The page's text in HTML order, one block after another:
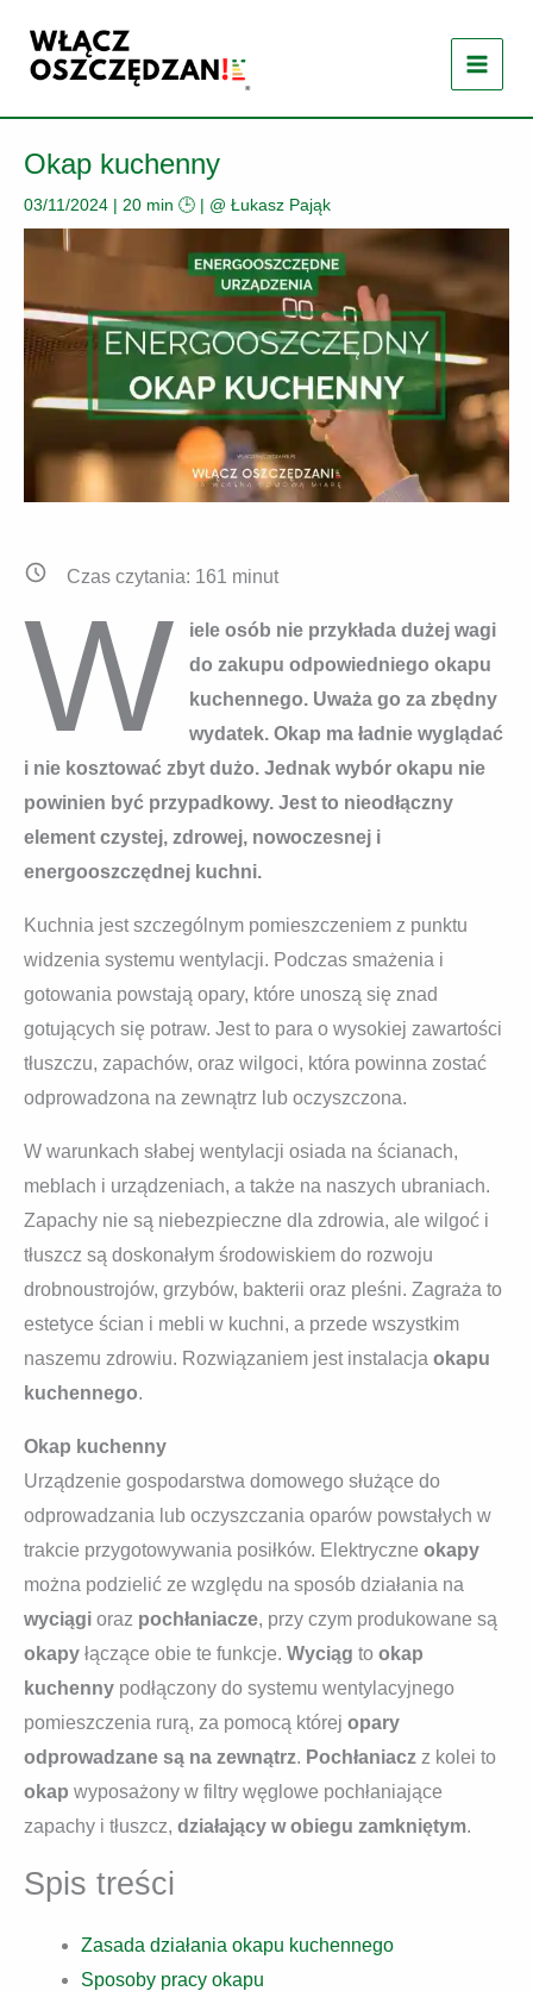
treści
Okap kuchenny
03/11/2024 | 20 min 🕒 | @ Łukasz Pająk
Czas czytania: 161 minut
W
iele osób nie przykłada dużej wagi
do zakupu odpowiedniego okapu
kuchennego. Uważa go za zbędny
wydatek. Okap ma ładnie wyglądać
i nie kosztować zbyt dużo. Jednak wybór okapu nie
powinien być przypadkowy. Jest to nieodłączny
element czystej, zdrowej, nowoczesnej i
energooszczędnej kuchni.
Kuchnia jest szczególnym pomieszczeniem z punktu
widzenia systemu wentylacji. Podczas smażenia i
gotowania powstają opary, które unoszą się znad
gotujących się potraw. Jest to para o wysokiej zawartości
tłuszczu, zapachów, oraz wilgoci, która powinna zostać
odprowadzona na zewnątrz lub oczyszczona.
W warunkach słabej wentylacji osiada na ścianach,
meblach i urządzeniach, a także na naszych ubraniach.
Zapachy nie są niebezpieczne dla zdrowia, ale wilgoć i
tłuszcz są doskonałym środowiskiem do rozwoju
drobnoustrojów, grzybów, bakterii oraz pleśni. Zagraża to
estetyce ścian i mebli w kuchni, a przede wszystkim
naszemu zdrowiu. Rozwiązaniem jest instalacja okapu
kuchennego.
Okap kuchenny
Urządzenie gospodarstwa domowego służące do
odprowadzania lub oczyszczania oparów powstałych w
trakcie przygotowywania posiłków. Elektryczne okapy
można podzielić ze względu na sposób działania na
wyciągi oraz pochłaniacze, przy czym produkowane są
okapy łączące obie te funkcje. Wyciąg to okap
kuchenny podłączony do systemu wentylacyjnego
pomieszczenia rurą, za pomocą której opary
odprowadzane są na zewnątrz. Pochłaniacz z kolei to
okap wyposażony w filtry węglowe pochłaniające
zapachy i tłuszcz, działający w obiegu zamkniętym.
Spis treści
Zasada działania okapu kuchennego
Sposoby pracy okapu